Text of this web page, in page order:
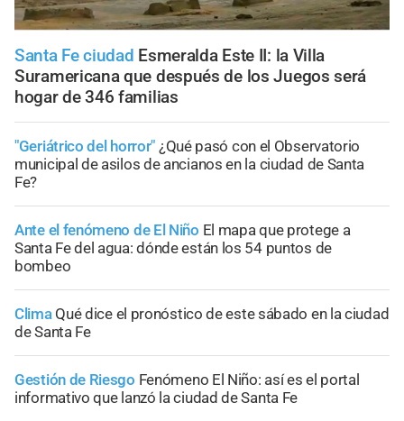
Santa Fe ciudad Esmeralda Este II: la Villa
Suramericana que después de los Juegos será
hogar de 346 familias
"Geriátrico del horror" ¿Qué pasó con el Observatorio
municipal de asilos de ancianos en la ciudad de Santa
Fe?
Ante el fenómeno de El Niño El mapa que protege a
Santa Fe del agua: dónde están los 54 puntos de
bombeo
Clima Qué dice el pronóstico de este sábado en la ciudad
de Santa Fe
Gestión de Riesgo Fenómeno El Niño: así es el portal
informativo que lanzó la ciudad de Santa Fe